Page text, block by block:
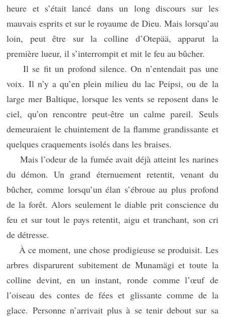
heure et s’était lancé dans un long discours sur les
mauvais esprits et sur le royaume de Dieu. Mais lorsqu’au
loin, peut être sur la colline d’Otepää, apparut la
première lueur, il s’interrompit et mit le feu au bûcher.
Il se fit un profond silence. On n’entendait pas une
voix. Il n’y a qu’en plein milieu du lac Peipsi, ou de la
large mer Baltique, lorsque les vents se reposent dans le
ciel, qu’on rencontre peut-être un calme pareil. Seuls
demeuraient le chuintement de la flamme grandissante et
quelques craquements isolés dans les braises.
Mais l’odeur de la fumée avait déjà atteint les narines
du démon. Un grand éternuement retentit, venant du
bûcher, comme lorsqu’un élan s’ébroue au plus profond
de la forêt. Alors seulement le diable prit conscience du
feu et sur tout le pays retentit, aigu et tranchant, son cri
de détresse.
À ce moment, une chose prodigieuse se produisit. Les
arbres disparurent subitement de Munamägi et toute la
colline devint, en un instant, ronde comme l’œuf de
l’oiseau des contes de fées et glissante comme de la
glace. Personne n’arrivait plus à se tenir debout sur sa